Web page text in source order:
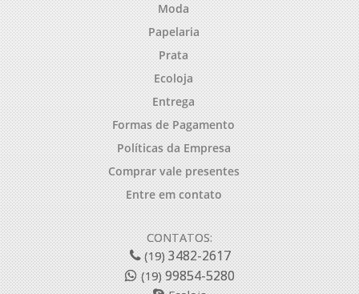
Moda
Papelaria
Prata
Ecoloja
Entrega
Formas de Pagamento
Políticas da Empresa
Comprar vale presentes
Entre em contato
CONTATOS:
(19)3482-2617
(19)99854-5280